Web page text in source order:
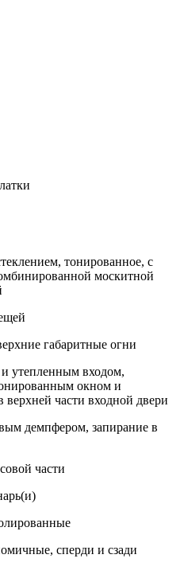
тонированное, с
москитной
габаритные огни
утепленным входом,
окном и
части входной двери
демпфером, запирание в
части
сперди и сзади